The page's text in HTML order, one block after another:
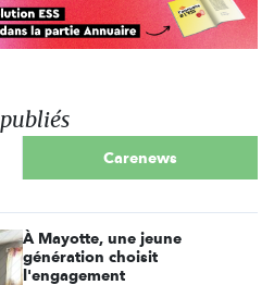
Carenews
À Mayotte, une jeune
génération choisit
l'engagement